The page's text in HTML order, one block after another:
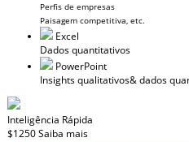
Perfis de empresas
Paisagem competitiva, etc.
Excel
Dados quantitativos
PowerPoint
Insights qualitativos& dados
Inteligência Rápida
$1250Saiba mais